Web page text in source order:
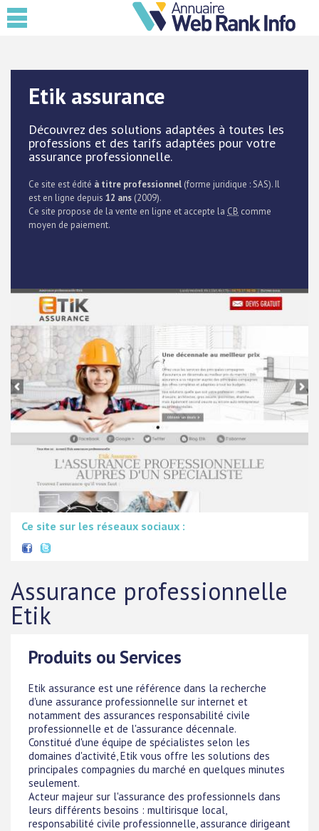
Etik assurance
Découvrez des solutions adaptées à toutes les
professions et des tarifs adaptées pour votre
assurance professionnelle.
Ce site est édité à titre professionnel (forme juridique : SAS). Il
est en ligne depuis 12 ans (2009).
Ce site propose de la vente en ligne et accepte la CB comme
moyen de paiement.
Ce site sur les réseaux sociaux :
Assurance professionnelle
Etik
Produits ou Services
Etik assurance est une référence dans la recherche
d'une assurance professionnelle sur internet et
notamment des assurances responsabilité civile
professionnelle et de l'assurance décennale.
Constitué d'une équipe de spécialistes selon les
domaines d'activité, Etik vous offre les solutions des
principales compagnies du marché en quelques minutes
seulement.
Acteur majeur sur l'assurance des professionnels dans
leurs différents besoins : multirisque local,
responsabilité civile professionnelle, assurance dirigeant